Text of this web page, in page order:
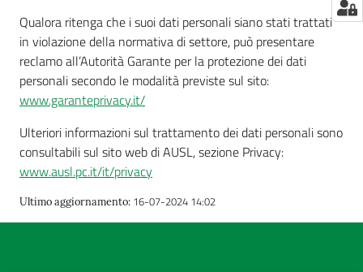
Qualora ritenga che i suoi dati personali siano stati trattati
in violazione della normativa di settore, può presentare
reclamo all’Autorità Garante per la protezione dei dati
personali secondo le modalità previste sul sito:
www.garanteprivacy.it/
Ulteriori informazioni sul trattamento dei dati personali sono
consultabili sul sito web di AUSL, sezione Privacy:
www.ausl.pc.it/it/privacy
Ultimo aggiornamento: 16-07-2024 14:02